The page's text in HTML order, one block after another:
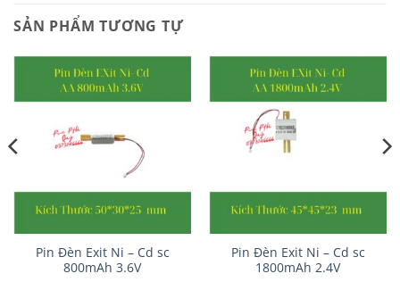
SẢN PHẨM TƯƠNG TỰ
Pin Đèn Exit Ni – Cd sc
800mAh 3.6V
Pin Đèn Exit Ni – Cd sc
1800mAh 2.4V